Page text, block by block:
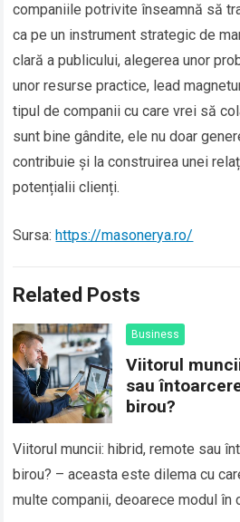
companiile potrivite înseamnă să
ca pe un instrument strategic de
clară a publicului, alegerea unor
unor resurse practice, lead
tipul de companii cu care vrei să
sunt bine gândite, ele nu doar
contribuie și la construirea unei
potențialii clienți.
Sursa: https://masonerya.ro/
Related Posts
Business
Viitorul
sau
birou?
Viitorul muncii: hibrid, remote sau
birou? – aceasta este dilema cu
multe companii, deoarece modul în